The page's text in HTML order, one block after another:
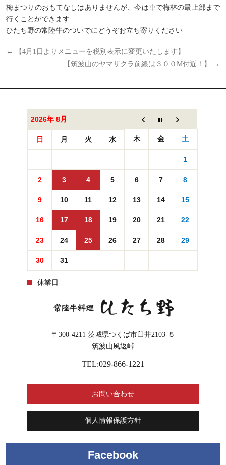
梅まつりのおもてなしはありませんが、今は車で梅林の最上部まで
行くことができます
ひたち野の常陸牛のついでにどうぞお立ち寄りください
←
【4月1日よりメニューを税別表示に変更いたします】
【筑波山のヤマザクラ前線は３００M付近！】
→
2026年 8月
日 月 火 水 木 金 土
1
2 3 4 5 6 7 8
9 10 11 12 13 14 15
16 17 18 19 20 21 22
23 24 25 26 27 28 29
30 31
休業日
〒300-4211 茨城県つくば市臼井2103-５
筑波山風返峠
TEL:029-866-1221
お問い合わせ
個人情報保護方針
Facebook